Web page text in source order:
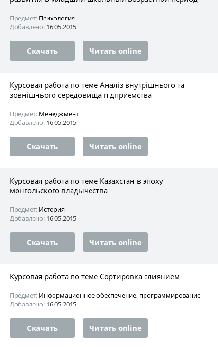
Предмет: Психология
Добавлено: 16.05.2015
Скачать Читать online
Курсовая работа по теме Аналіз внутрішнього та
зовнішнього середовища підприємства
Предмет: Менеджмент
Добавлено: 16.05.2015
Скачать Читать online
Курсовая работа по теме Казахстан в эпоху
монгольского владычества
Предмет: История
Добавлено: 16.05.2015
Скачать Читать online
Курсовая работа по теме Сортировка слиянием
Предмет: Информационное обеспечение, программирование
Добавлено: 16.05.2015
Скачать Читать online